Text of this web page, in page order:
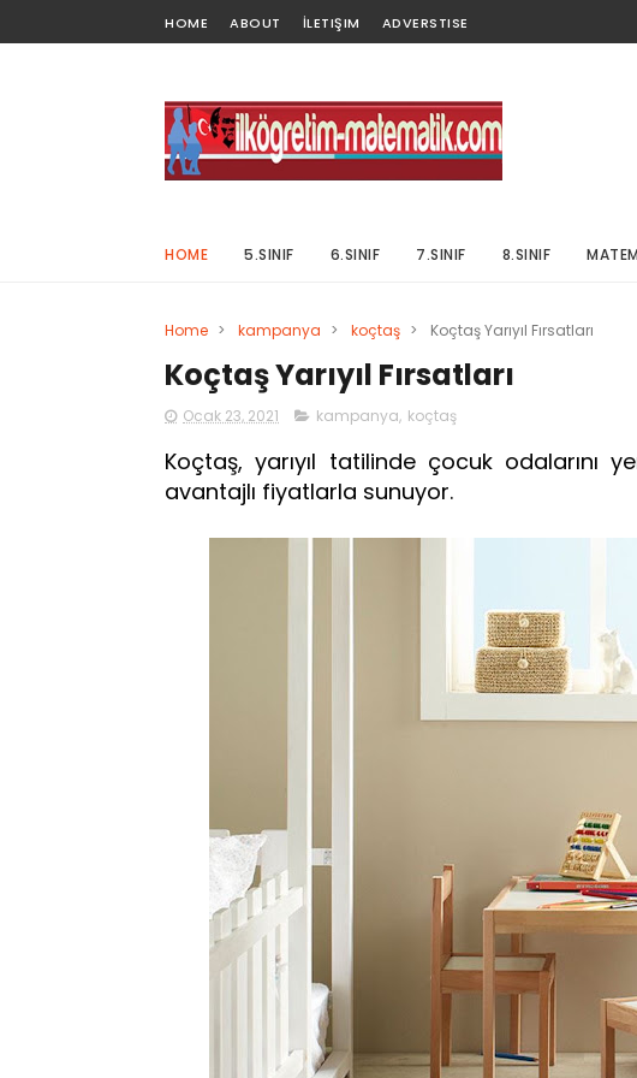
HOME ABOUT İLETIŞIM ADVERSTISE
HOME 5.SINIF 6.SINIF 7.SINIF 8.SINIF
Home > kampanya > koçtaş > Koçtaş Yarıyıl Fırsatları
Koçtaş Yarıyıl Fırsatları
Ocak 23, 2021 kampanya, koçtaş
Koçtaş, yarıyıl tatilinde çocuk odalarını
avantajlı fiyatlarla sunuyor.